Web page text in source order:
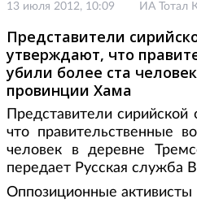
13 июля 2012, 10:09 ИА Тотал
Представители
утверждают, что
убили более ста
провинции Хама
Представители
что правительственные
человек в деревне
передает Русская служба
Оппозиционные